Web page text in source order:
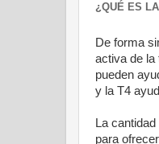
¿QUÉ ES
De forma
activa de la
pueden
y la T4
La
para